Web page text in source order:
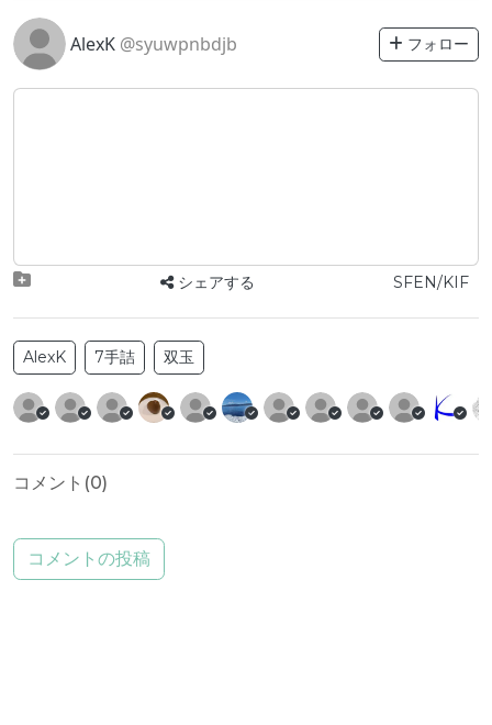
AlexK @syuwpnbdjb フォロー
シェアする SFEN/KIF
AlexK 7手詰 双玉
コメント(0)
コメントの投稿